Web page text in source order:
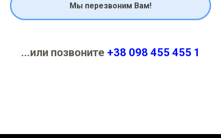
Мы перезвоним Вам!
...или позвоните +38 098 455 455 1